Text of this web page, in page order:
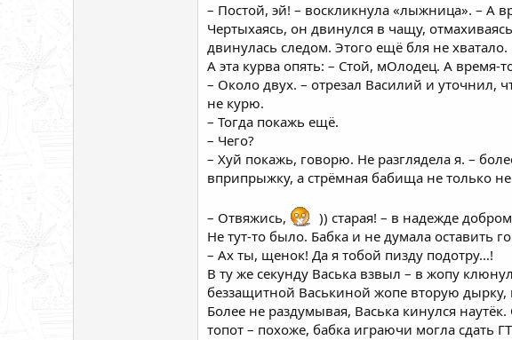
– Постой, эй! – воскликнула «лыжница». – А
Чертыхаясь, он двинулся в чащу,
двинулась следом. Этого ещё бля не хватало.
А эта курва опять: – Стой, мОлодец. А время-
– Около двух. – отрезал Василий и уточнил,
не курю.
– Тогда покажь ещё.
– Чего?
– Хуй покажь, говорю. Не разглядела я. –
вприпрыжку, а стрёмная бабища не только
– Отвяжись,
)) старая! – в надежде
Не тут-то было. Бабка и не думала оставить
– Ах ты, щенок! Да я тобой пизду подотру…!
В ту же секунду Васька взвыл – в жопу
беззащитной Васькиной жопе вторую дырку,
Более не раздумывая, Васька кинулся
топот – похоже, бабка играючи могла сдать